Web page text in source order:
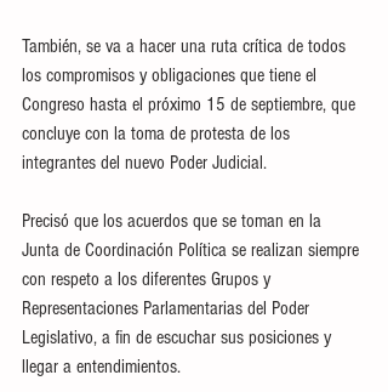
También, se va a hacer una ruta crítica de todos
los compromisos y obligaciones que tiene el
Congreso hasta el próximo 15 de septiembre, que
concluye con la toma de protesta de los
integrantes del nuevo Poder Judicial.
Precisó que los acuerdos que se toman en la
Junta de Coordinación Política se realizan siempre
con respeto a los diferentes Grupos y
Representaciones Parlamentarias del Poder
Legislativo, a fin de escuchar sus posiciones y
llegar a entendimientos.